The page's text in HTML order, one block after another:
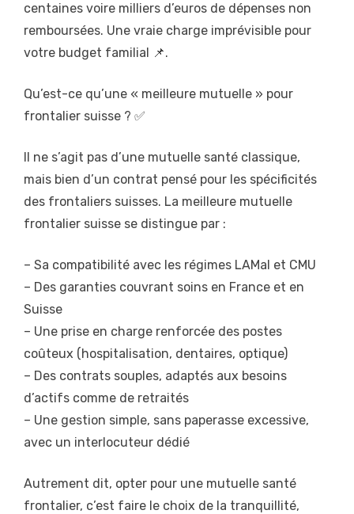
centaines voire milliers d’euros de dépenses non
remboursées. Une vraie charge imprévisible pour
votre budget familial 📌.
Qu’est-ce qu’une « meilleure mutuelle » pour
frontalier suisse ? ✅
Il ne s’agit pas d’une mutuelle santé classique,
mais bien d’un contrat pensé pour les spécificités
des frontaliers suisses. La meilleure mutuelle
frontalier suisse se distingue par :
– Sa compatibilité avec les régimes LAMal et CMU
– Des garanties couvrant soins en France et en
Suisse
– Une prise en charge renforcée des postes
coûteux (hospitalisation, dentaires, optique)
– Des contrats souples, adaptés aux besoins
d’actifs comme de retraités
– Une gestion simple, sans paperasse excessive,
avec un interlocuteur dédié
Autrement dit, opter pour une mutuelle santé
frontalier, c’est faire le choix de la tranquillité,